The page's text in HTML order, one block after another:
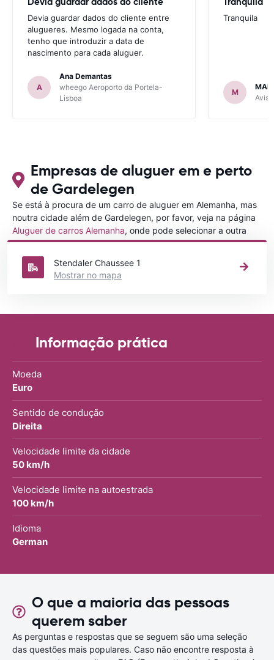
Devia guardar dados do cliente entre
alugueres. Mesmo logada na conta,
tenho que introduzir a data de
nascimento para cada aluguer.
A
Ana Demantas
wheego Aeroporto da Portela-
Lisboa
Tranquila
M
Avis
Empresas de aluguer em e perto
de Gardelegen
Se está à procura de um carro de aluguer em Alemanha, mas
noutra cidade além de Gardelegen, por favor, veja na página
Aluguer de carros Alemanha, onde pode selecionar a outra
cidade em Alemanha que gostaria de alugar um carro
Stendaler Chaussee 1
Mostrar no mapa
Informação prática
Moeda
Euro
Sentido de condução
Direita
Velocidade limite da cidade
50 km/h
Velocidade limite na autoestrada
100 km/h
Idioma
German
O que a maioria das pessoas
querem saber
As perguntas e respostas que se seguem são uma seleção
das questões mais populares. Caso não encontre resposta à